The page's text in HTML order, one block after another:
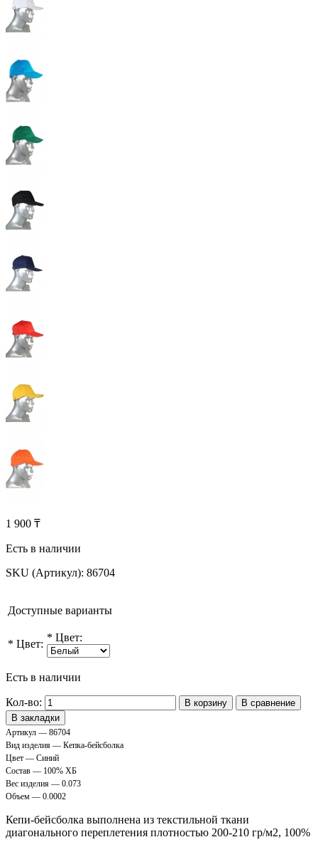
1 900 ₸
Есть в наличии
SKU (Артикул): 86704
Доступные варианты
* Цвет:
* Цвет:
Есть в наличии
Кол-во: В корзину
В сравнение
В закладки
Артикул — 86704
Вид изделия — Кепка-бейсболка
Цвет — Синий
Состав — 100% ХБ
Вес изделия — 0.073
Объем — 0.0002
Кепи-бейсболка выполнена из текстильной ткани
диагонального переплетения плотностью 200-210 гр/м2, 100%